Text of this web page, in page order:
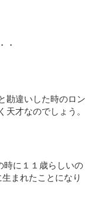
・
勘違いした時のロン
才なのでしょう。
時に１１歳らしいの
まれたことになり